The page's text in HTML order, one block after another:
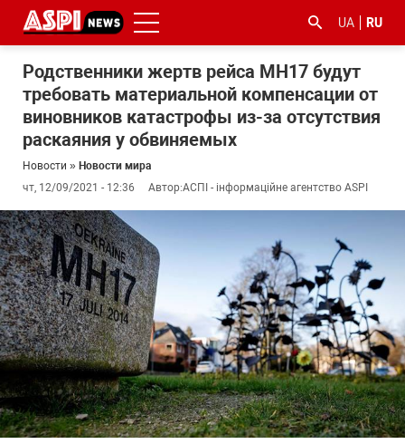
UA RU
Родственники жертв рейса MH17 будут
требовать материальной компенсации от
виновников катастрофы из-за отсутствия
раскаяния у обвиняемых
Новости » Новости мира
чт, 12/09/2021 - 12:36
Автор:АСПІ - інформаційне агентство ASPI
з
корупцією